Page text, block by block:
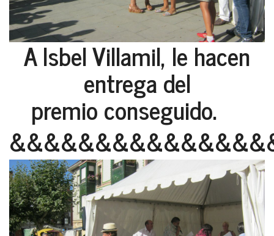
A Isbel Villamil, le hacen
entrega del
premio conseguido.